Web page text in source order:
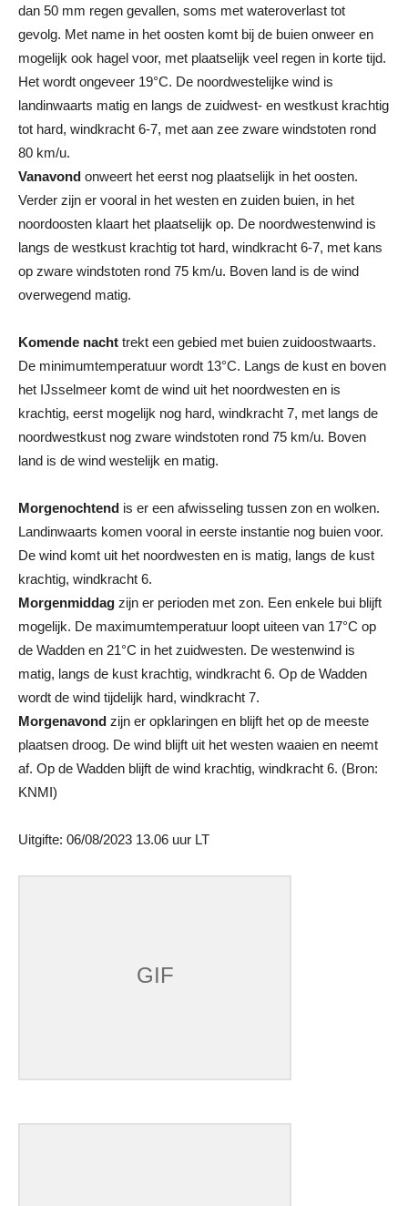
dan 50 mm regen gevallen, soms met wateroverlast tot
gevolg. Met name in het oosten komt bij de buien onweer en
mogelijk ook hagel voor, met plaatselijk veel regen in korte tijd.
Het wordt ongeveer 19°C. De noordwestelijke wind is
landinwaarts matig en langs de zuidwest- en westkust krachtig
tot hard, windkracht 6-7, met aan zee zware windstoten rond
80 km/u.
Vanavond onweert het eerst nog plaatselijk in het oosten.
Verder zijn er vooral in het westen en zuiden buien, in het
noordoosten klaart het plaatselijk op. De noordwestenwind is
langs de westkust krachtig tot hard, windkracht 6-7, met kans
op zware windstoten rond 75 km/u. Boven land is de wind
overwegend matig.
Komende nacht trekt een gebied met buien zuidoostwaarts.
De minimumtemperatuur wordt 13°C. Langs de kust en boven
het IJsselmeer komt de wind uit het noordwesten en is
krachtig, eerst mogelijk nog hard, windkracht 7, met langs de
noordwestkust nog zware windstoten rond 75 km/u. Boven
land is de wind westelijk en matig.
Morgenochtend is er een afwisseling tussen zon en wolken.
Landinwaarts komen vooral in eerste instantie nog buien voor.
De wind komt uit het noordwesten en is matig, langs de kust
krachtig, windkracht 6.
Morgenmiddag zijn er perioden met zon. Een enkele bui blijft
mogelijk. De maximumtemperatuur loopt uiteen van 17°C op
de Wadden en 21°C in het zuidwesten. De westenwind is
matig, langs de kust krachtig, windkracht 6. Op de Wadden
wordt de wind tijdelijk hard, windkracht 7.
Morgenavond zijn er opklaringen en blijft het op de meeste
plaatsen droog. De wind blijft uit het westen waaien en neemt
af. Op de Wadden blijft de wind krachtig, windkracht 6. (Bron:
KNMI)
Uitgifte: 06/08/2023 13.06 uur LT